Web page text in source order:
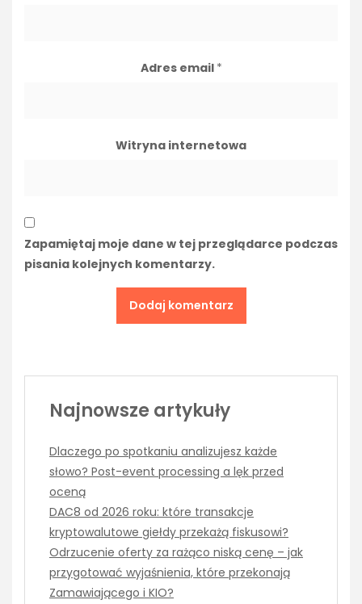
Adres email *
Witryna internetowa
Zapamiętaj moje dane w tej przeglądarce podczas
pisania kolejnych komentarzy.
Najnowsze artykuły
Dlaczego po spotkaniu analizujesz każde
słowo? Post-event processing a lęk przed
oceną
DAC8 od 2026 roku: które transakcje
kryptowalutowe giełdy przekażą fiskusowi?
Odrzucenie oferty za rażąco niską cenę – jak
przygotować wyjaśnienia, które przekonają
Zamawiającego i KIO?